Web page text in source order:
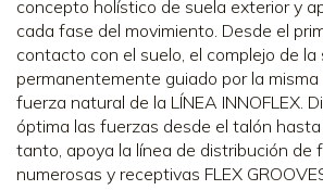
concepto holístico de suela exterior y
cada fase del movimiento. Desde el
contacto con el suelo, el complejo de la
permanentemente guiado por la
fuerza natural de la LÍNEA INNOFLEX.
óptima las fuerzas desde el talón
tanto, apoya la línea de distribución de
numerosas y receptivas FLEX